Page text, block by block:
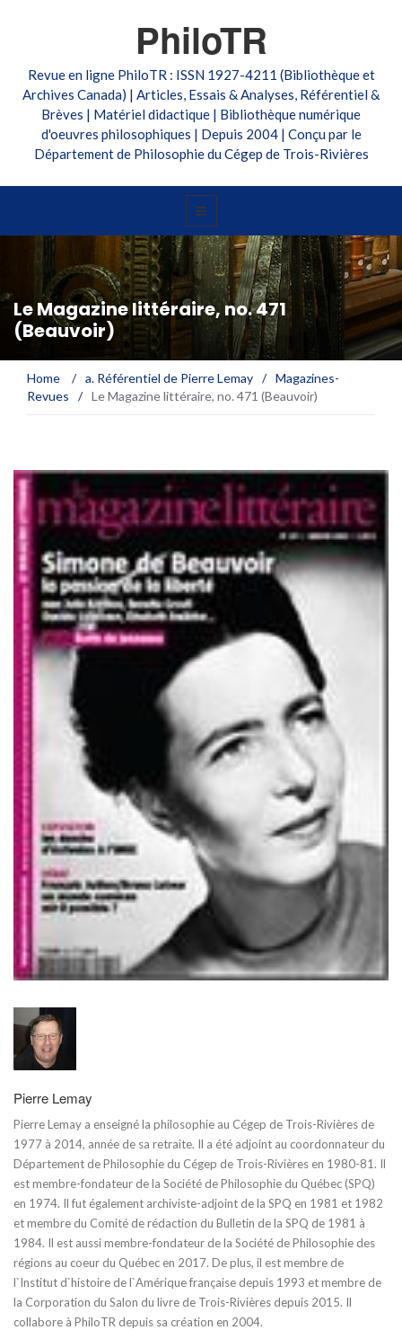
PhiloTR
Revue en ligne PhiloTR : ISSN 1927-4211 (Bibliothèque et
Archives Canada) | Articles, Essais & Analyses, Référentiel &
Brèves | Matériel didactique | Bibliothèque numérique
d'oeuvres philosophiques | Depuis 2004 | Conçu par le
Département de Philosophie du Cégep de Trois-Rivières
Le Magazine littéraire, no. 471
(Beauvoir)
Home / a. Référentiel de Pierre Lemay / Magazines-
Revues
/ Le Magazine littéraire, no. 471 (Beauvoir)
Pierre Lemay
Pierre Lemay a enseigné la philosophie au Cégep de Trois-Rivières de
1977 à 2014, année de sa retraite. Il a été adjoint au coordonnateur du
Département de Philosophie du Cégep de Trois-Rivières en 1980-81. Il
est membre-fondateur de la Société de Philosophie du Québec (SPQ)
en 1974. Il fut également archiviste-adjoint de la SPQ en 1981 et 1982
et membre du Comité de rédaction du Bulletin de la SPQ de 1981 à
1984. Il est aussi membre-fondateur de la Société de Philosophie des
régions au coeur du Québec en 2017. De plus, il est membre de
l`Institut d`histoire de l`Amérique française depuis 1993 et membre de
la Corporation du Salon du livre de Trois-Rivières depuis 2015. Il
collabore à PhiloTR depuis sa création en 2004.